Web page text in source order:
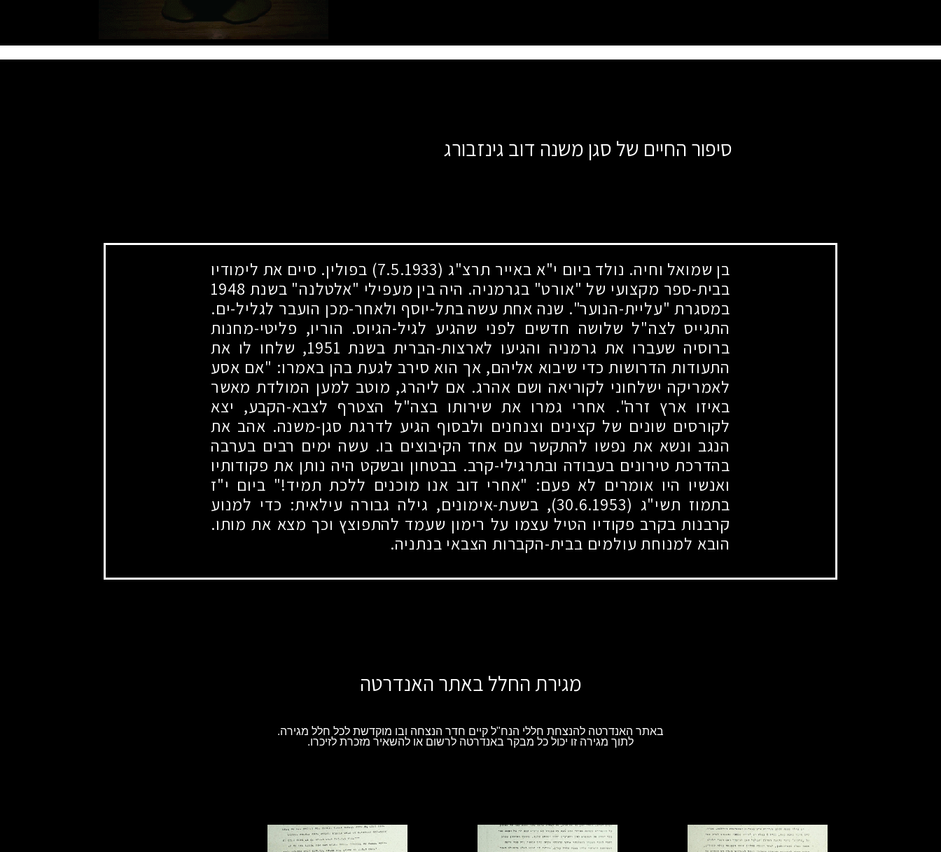
סיפור החיים של סגן משנה דוב גינזבורג
בן שמואל וחיה. נולד ביום י"א באייר תרצ"ג (7.5.1933)
בפולין. סיים את לימודיו
בבית-ספר מקצועי של "אורט" בגרמניה. היה בין מעפילי "אלטלנה" בשנת 1948
במסגרת "עליית-הנוער". שנה אחת עשה בתל-יוסף ולאחר-מכן הועבר לגליל-ים.
התגייס לצה"ל שלושה חדשים לפני שהגיע לגיל-הגיוס. הוריו, פליטי-מחנות
ברוסיה שעברו את גרמניה והגיעו לארצות-הברית בשנת 1951, שלחו לו את
התעודות הדרושות כדי שיבוא אליהם, אך הוא סירב לגעת בהן באמרו: "אם אסע
לאמריקה ישלחוני לקוריאה ושם אהרג. אם ליהרג, מוטב למען המולדת מאשר
באיזו ארץ זרה". אחרי גמרו את שירותו בצה"ל הצטרף לצבא-הקבע, יצא
לקורסים שונים של קצינים וצנחנים ולבסוף הגיע לדרגת סגן-משנה. אהב את
הנגב ונשא את נפשו להתקשר עם אחד הקיבוצים בו. עשה ימים רבים בערבה
בהדרכת טירונים בעבודה ובתרגילי-קרב. בבטחון ובשקט היה נותן את פקודותיו
ואנשיו היו אומרים לא פעם: "אחרי דוב אנו מוכנים ללכת תמיד!" ביום י"ז
בתמוז תשי"ג (30.6.1953)
, בשעת-אימונים, גילה גבורה עילאית: כדי למנוע
קרבנות בקרב פקודיו הטיל עצמו על רימון שעמד להתפוצץ וכך מצא את מותו.
הובא למנוחת עולמים בבית-הקברות הצבאי בנתניה.
מגירת החלל באתר האנדרטה
באתר האנדרטה להנצחת חללי הנח"ל קיים חדר הנצחה ובו מוקדשת לכל חלל מגירה.
לתוך מגירה זו יכול כל מבקר באנדרטה לרשום או להשאיר מזכרת לזיכרו.